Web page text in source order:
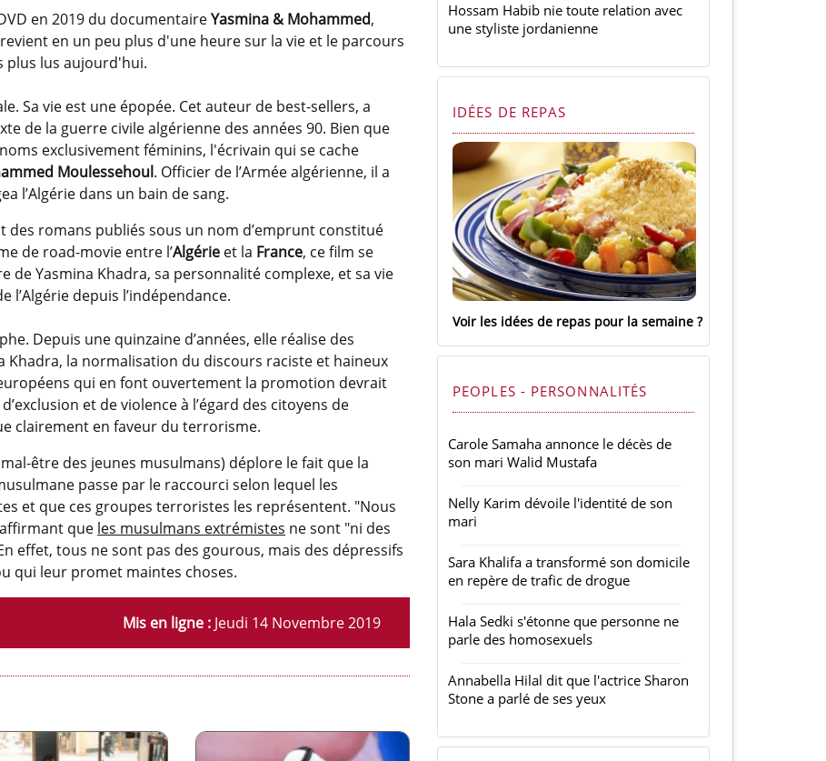
en 2019 du documentaireYasmina & Mohammed,
en un peu plus d'une heure sur la vie et le parcours
plus lus aujourd'hui.
Sa vie est une épopée. Cet auteur de best-sellers, a
de la guerre civile algérienne des années 90. Bien que
exclusivement féminins, l'écrivain qui se cache
Moulessehoul. Officier de l’Armée algérienne, il a
l’Algérie dans un bain de sang.
des romans publiés sous un nom d’emprunt constitué
de road-movie entre l’Algérie et la France, ce film se
de Yasmina Khadra, sa personnalité complexe, et sa vie
l’Algérie depuis l’indépendance.
Depuis une quinzaine d’années, elle réalise des
la normalisation du discours raciste et haineux
qui en font ouvertement la promotion devrait
et de violence à l’égard des citoyens de
clairement en faveur du terrorisme.
être des jeunes musulmans) déplore le fait que la
passe par le raccourci selon lequel les
et que ces groupes terroristes les représentent. "Nous
que les musulmans extrémistes ne sont "ni des
effet, tous ne sont pas des gourous, mais des dépressifs
qui leur promet maintes choses.
Mis en ligne : Jeudi 14 Novembre 2019
Hossam Habib nie toute relation avec
une styliste jordanienne
IDÉES DE REPAS
Voir les idées de repas pour la semaine
PEOPLES - PERSONNALITÉS
Carole Samaha annonce le décès de
son mari Walid Mustafa
Nelly Karim dévoile l'identité de son
mari
Sara Khalifa a transformé son domicile
en repère de trafic de drogue
Hala Sedki s'étonne que personne ne
parle des homosexuels
Annabella Hilal dit que l'actrice Sharon
Stone a parlé de ses yeux